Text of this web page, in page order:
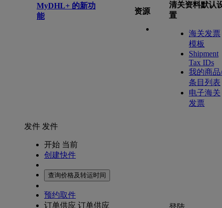
MyDHL+ 的新功
能
资源
清关资料默认
置
海关发票
模板
Shipment
Tax IDs
我的商品/
条目列表
电子海关
发票
发件 发件
开始 当前
创建快件
查询价格及转运时间
预约取件
订单供应 订单供应